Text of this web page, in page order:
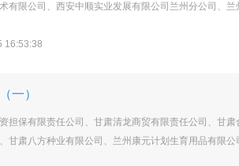
有限公司、西安中顺实业发展有限公司兰州分公司、
16:53:38
一）
担保有限责任公司、甘肃清龙商贸有限责任公司、甘
甘肃八方种业有限公司、兰州康元计划生育用品有限公